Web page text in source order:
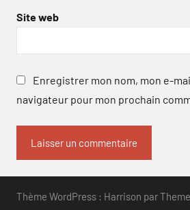
Site web
Enregistrer mon nom, mon e-
navigateur pour mon prochain
Thème WordPress : Harrison par